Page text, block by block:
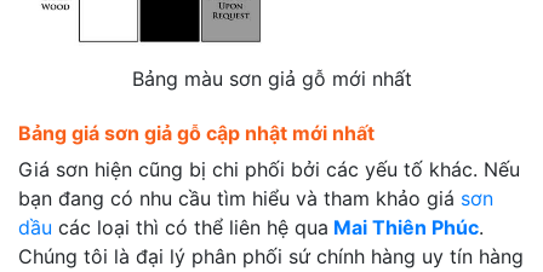
Bảng màu sơn giả gỗ mới nhất
Bảng giá sơn giả gỗ cập nhật mới nhất
Giá sơn hiện cũng bị chi phối bởi các yếu tố khác. Nếu
bạn đang có nhu cầu tìm hiểu và tham khảo giá sơn
dầu các loại thì có thể liên hệ qua Mai Thiên Phúc.
Chúng tôi là đại lý phân phối sứ chính hàng uy tín hàng